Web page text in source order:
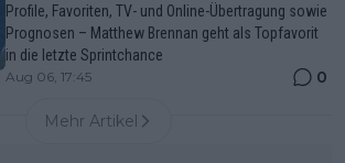
Profile, Favoriten, TV- und Online-Übertragung sowie
Prognosen – Matthew Brennan geht als Topfavorit
in die letzte Sprintchance
Aug 06, 17:45 0
Mehr Artikel